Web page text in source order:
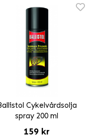
Cykelvårdsolja
spray 200 ml
159 kr